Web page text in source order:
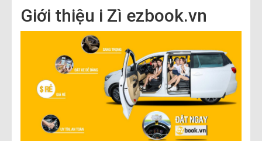
Giới thiệu i Zì ezbook.vn